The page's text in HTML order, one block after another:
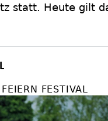
statt. Heute gilt
FESTIVAL